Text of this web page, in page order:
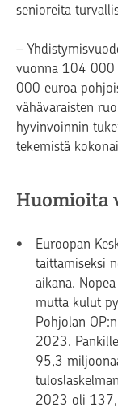
senioreita
–
vuonna 104 000
000 euroa
vähävaraisten
hyvinvoinnin
tekemistä
Huomioita
Euroopan
taittamiseksi
aikana.
mutta kulut
Pohjolan
2023.
95,3
2023 oli